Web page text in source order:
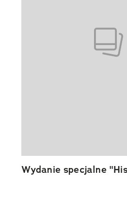
Wydanie specjalne